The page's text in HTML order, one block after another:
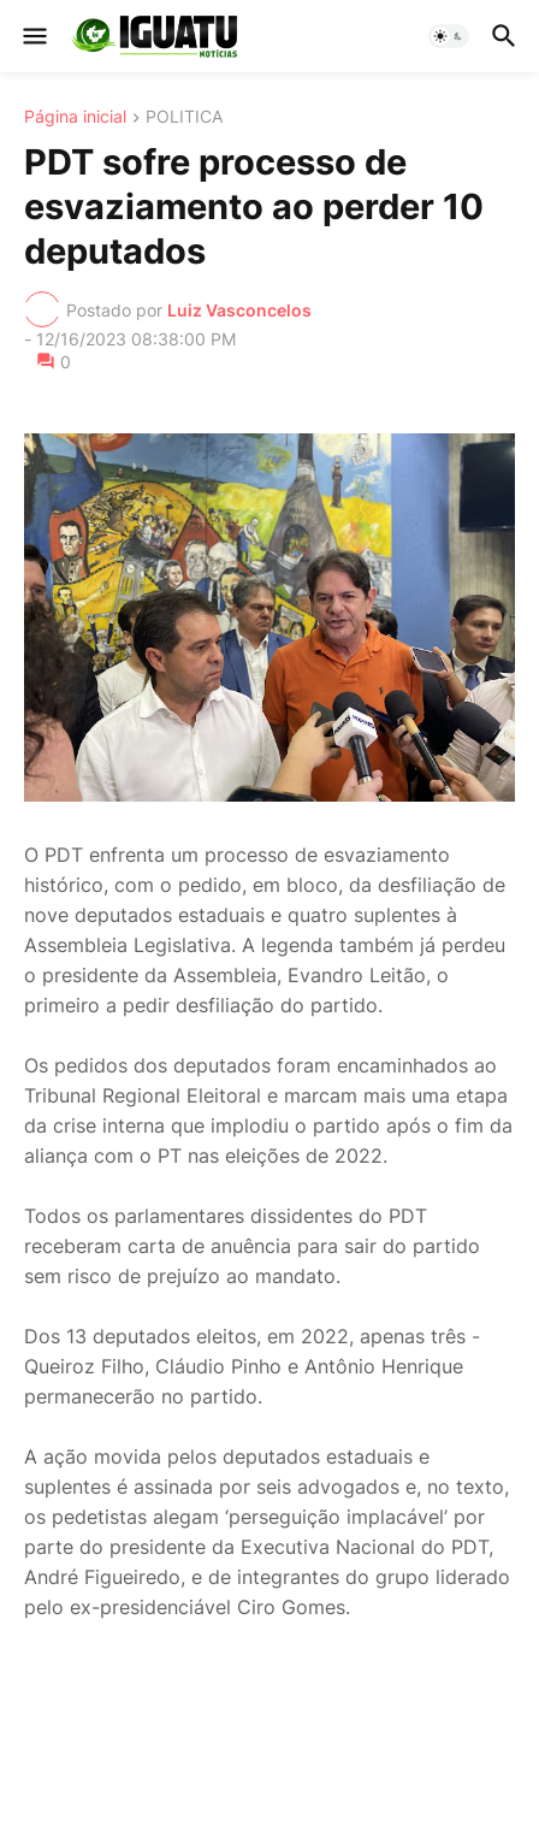
Página inicial POLITICA
PDT sofre processo de
esvaziamento ao perder 10
deputados
Postado por Luiz Vasconcelos
- 12/16/2023 08:38:00 PM
0
O PDT enfrenta um processo de esvaziamento
histórico, com o pedido, em bloco, da desfiliação de
nove deputados estaduais e quatro suplentes à
Assembleia Legislativa. A legenda também já perdeu
o presidente da Assembleia, Evandro Leitão, o
primeiro a pedir desfiliação do partido.
Os pedidos dos deputados foram encaminhados ao
Tribunal Regional Eleitoral e marcam mais uma etapa
da crise interna que implodiu o partido após o fim da
aliança com o PT nas eleições de 2022.
Todos os parlamentares dissidentes do PDT
receberam carta de anuência para sair do partido
sem risco de prejuízo ao mandato.
Dos 13 deputados eleitos, em 2022, apenas três -
Queiroz Filho, Cláudio Pinho e Antônio Henrique
permanecerão no partido.
A ação movida pelos deputados estaduais e
suplentes é assinada por seis advogados e, no texto,
os pedetistas alegam ‘perseguição implacável’ por
parte do presidente da Executiva Nacional do PDT,
André Figueiredo, e de integrantes do grupo liderado
pelo ex-presidenciável Ciro Gomes.